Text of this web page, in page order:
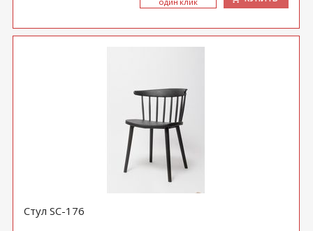
ОДИН КЛИК
Стул SC-176